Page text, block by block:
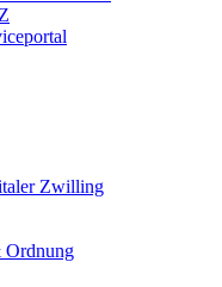
Zwilling
Ordnung